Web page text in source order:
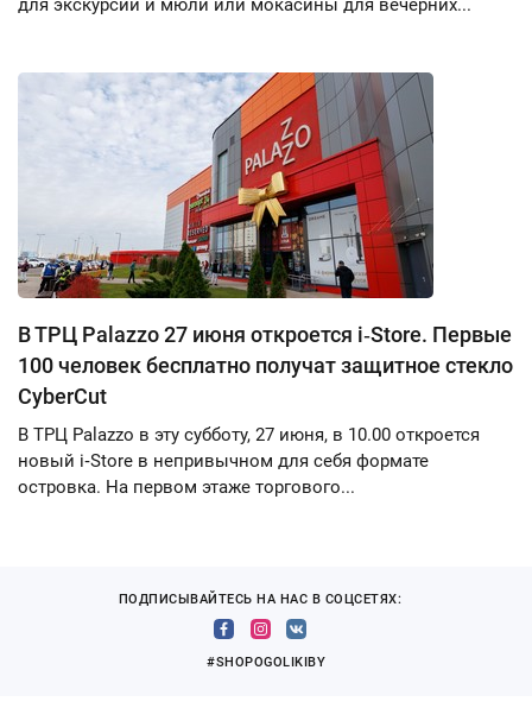
для экскурсий и мюли или мокасины для вечерних...
В ТРЦ Palazzo 27 июня откроется i‑Store. Первые
100 человек бесплатно получат защитное стекло
CyberCut
В ТРЦ Palazzo в эту субботу, 27 июня, в 10.00 откроется
новый i‑Store в непривычном для себя формате
островка. На первом этаже торгового...
ПОДПИСЫВАЙТЕСЬ НА НАС В СОЦСЕТЯХ:
#SHOPOGOLIKIBY